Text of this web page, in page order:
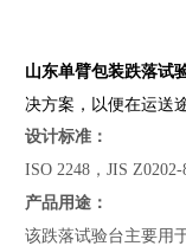
山东单臂包装跌落试
决方案，以便在运送
设计标准 ：
ISO 2248，JIS
产品用途：
该跌落试验台主要用